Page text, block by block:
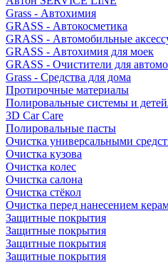
Grass - Автохимия
GRASS - Автокосметика
GRASS - Автомобильные
GRASS - Автохимия для моек
GRASS - Очистители для
Grass - Средства для дома
Протирочные материалы
Полировальные системы и
3D Car Care
Полировальные пасты
Очистка универсальными
Очистка кузова
Очистка колес
Очистка салона
Очистка стёкол
Очистка перед нанесением
Защитные покрытия
Защитные покрытия
Защитные покрытия
Защитные покрытия